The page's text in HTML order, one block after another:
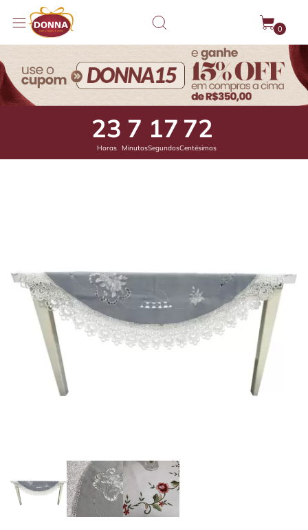
0
23
Horas
7
Minutos
17
Segundos
32
Centésimos